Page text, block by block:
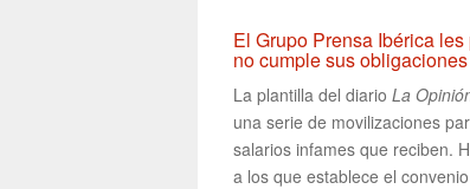
El Grupo Prensa Ibérica
no cumple sus
La plantilla del diario La
una serie de movilizaciones
salarios infames que reciben.
a los que establece el